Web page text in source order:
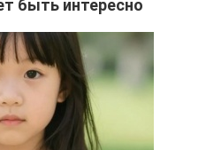
быть интересно